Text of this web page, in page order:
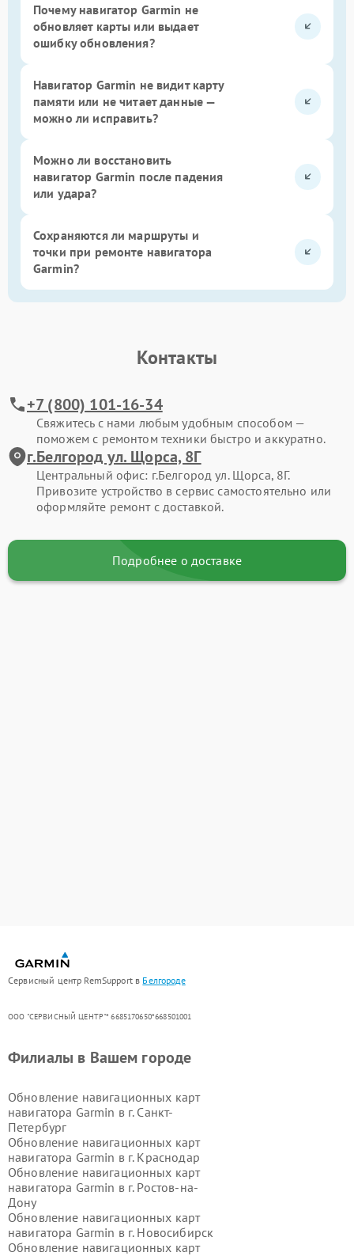
Почему навигатор Garmin не
обновляет карты или выдает
ошибку обновления?
Навигатор Garmin не видит карту
памяти или не читает данные —
можно ли исправить?
Можно ли восстановить
навигатор Garmin после падения
или удара?
Сохраняются ли маршруты и
точки при ремонте навигатора
Garmin?
Контакты
+7 (800) 101-16-34
Свяжитесь с нами любым удобным способом —
поможем с ремонтом техники быстро и аккуратно.
г.Белгород ул. Щорса, 8Г
Центральный офис: г.Белгород ул. Щорса, 8Г.
Привозите устройство в сервис самостоятельно или
оформляйте ремонт с доставкой.
Подробнее о доставке
Сервисный центр RemSupport в Белгороде
ООО "СЕРВИСНЫЙ ЦЕНТР"* 6685170650*668501001
Филиалы в Вашем городе
Обновление навигационных карт
навигатора Garmin в г. Санкт-
Петербург
Обновление навигационных карт
навигатора Garmin в г. Краснодар
Обновление навигационных карт
навигатора Garmin в г. Ростов-на-
Дону
Обновление навигационных карт
навигатора Garmin в г. Новосибирск
Обновление навигационных карт